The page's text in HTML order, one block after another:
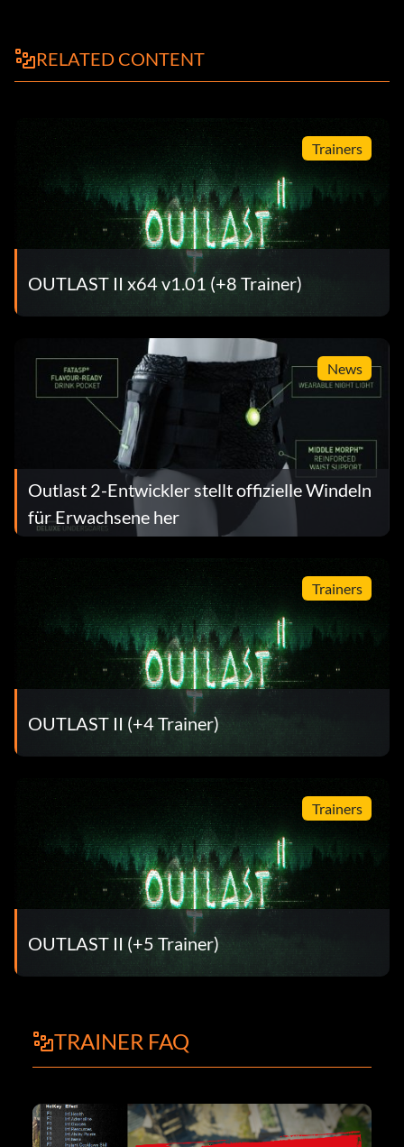
RELATED CONTENT
Trainers
OUTLAST II x64 v1.01 (+8 Trainer)
News
Outlast 2-Entwickler stellt offizielle Windeln
für Erwachsene her
Trainers
OUTLAST II (+4 Trainer)
Trainers
OUTLAST II (+5 Trainer)
TRAINER FAQ